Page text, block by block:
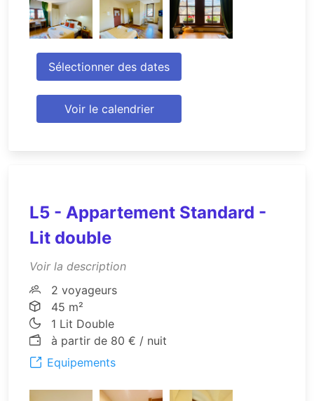
Sélectionner des dates
Voir le calendrier
L5 - Appartement Standard -
Lit double
Voir la description
2 voyageurs
45 m²
1 Lit Double
à partir de 80 € / nuit
Equipements